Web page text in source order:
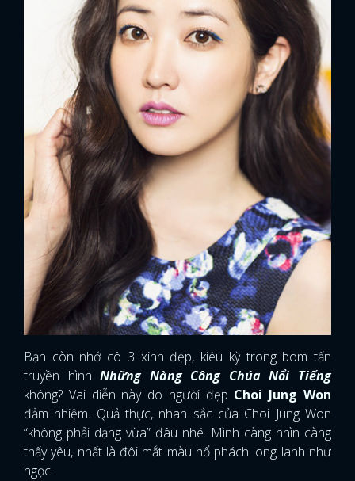
Bạn còn nhớ cô 3 xinh đẹp, kiêu kỳ trong bom tấn
truyền hìnhNhững Nàng Công Chúa Nổi Tiếng
không? Vai diễn này do người đẹp Choi Jung Won
đảm nhiệm. Quả thực, nhan sắc của Choi Jung Won
“không phải dạng vừa” đâu nhé. Mình càng nhìn càng
thấy yêu, nhất là đôi mắt màu hổ phách long lanh như
ngọc.